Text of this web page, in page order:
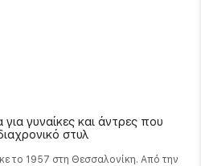
γυναίκες και άντρες που
στυλ
το 1957 στη Θεσσαλονίκη. Από την